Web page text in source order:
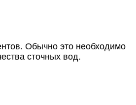
Обычно это необходимо
сточных вод.